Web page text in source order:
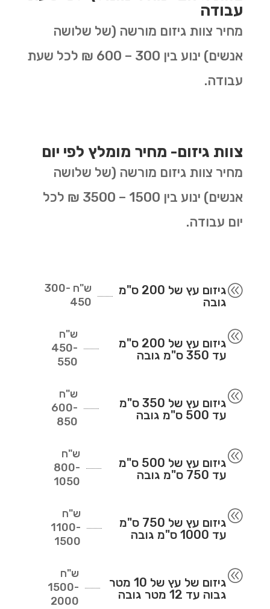
עבודה
מחיר צוות גיזום מורשה (של שלושה
אנשים) ינוע בין 300 – 600 ₪ לכל שעת
עבודה.
צוות גיזום- מחיר מומלץ לפי יום
מחיר צוות גיזום מורשה (של שלושה
אנשים) ינוע בין 1500 – 3500 ₪ לכל
יום עבודה.
@
גיזום עץ של 200 ס"מ
גובה
ש"ח 300-
450
@
גיזום עץ של 200 ס"מ
עד 350 ס"מ גובה
ש"ח
450-
550
@
גיזום עץ של 350 ס"מ
עד 500 ס"מ גובה
ש"ח
600-
850
@
גיזום עץ של 500 ס"מ
עד 750 ס"מ גובה
ש"ח
800-
1050
@
גיזום עץ של 750 ס"מ
עד 1000 ס"מ גובה
ש"ח
1100-
1500
@
גיזום של עץ של 10 מטר
גבוה עד 12 מטר גובה
ש"ח
1500-
2000